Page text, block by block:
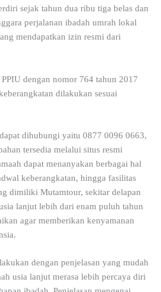
sejak tahun dua ribu tiga belas dan
perjalanan ibadah umrah lokal
mendapatkan izin resmi dari
dengan nomor 764 tahun 2017
dilakukan sesuai
dihubungi yaitu 0877 0096 0663,
tersedia melalui situs resmi
dapat menanyakan berbagai hal
keberangkatan, hingga fasilitas
dimiliki Mutamtour, sekitar delapan
lanjut lebih dari enam puluh tahun
agar memberikan kenyamanan
dengan penjelasan yang mudah
usia lanjut merasa lebih percaya diri